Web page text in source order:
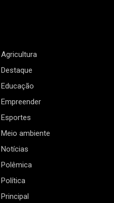
Agricultura
Destaque
Educação
Empreender
Esportes
Meio ambiente
Notícias
Polêmica
Política
Principal